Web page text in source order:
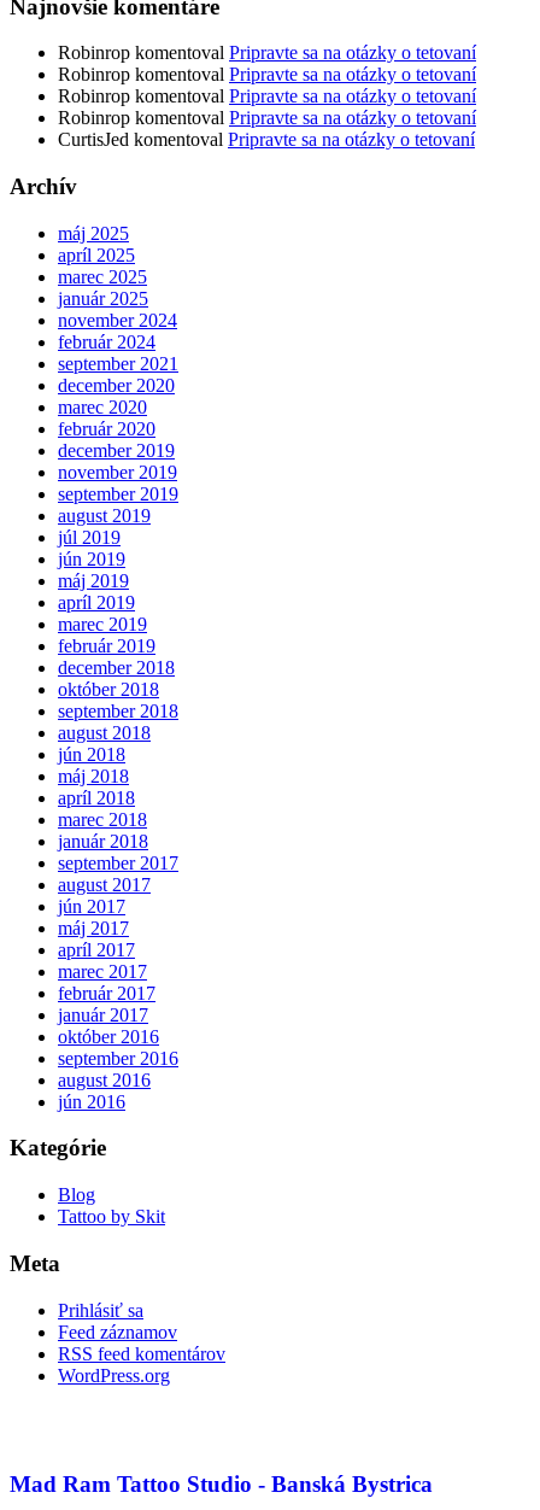
Najnovšie komentáre
Robinrop komentoval Pripravte sa na otázky o tetovaní
Robinrop komentoval Pripravte sa na otázky o tetovaní
Robinrop komentoval Pripravte sa na otázky o tetovaní
Robinrop komentoval Pripravte sa na otázky o tetovaní
CurtisJed komentoval Pripravte sa na otázky o tetovaní
Archív
máj 2025
apríl 2025
marec 2025
január 2025
november 2024
február 2024
september 2021
december 2020
marec 2020
február 2020
december 2019
november 2019
september 2019
august 2019
júl 2019
jún 2019
máj 2019
apríl 2019
marec 2019
február 2019
december 2018
október 2018
september 2018
august 2018
jún 2018
máj 2018
apríl 2018
marec 2018
január 2018
september 2017
august 2017
jún 2017
máj 2017
apríl 2017
marec 2017
február 2017
január 2017
október 2016
september 2016
august 2016
jún 2016
Kategórie
Blog
Tattoo by Skit
Meta
Prihlásiť sa
Feed záznamov
RSS feed komentárov
WordPress.org
Mad Ram Tattoo Studio - Banská Bystrica